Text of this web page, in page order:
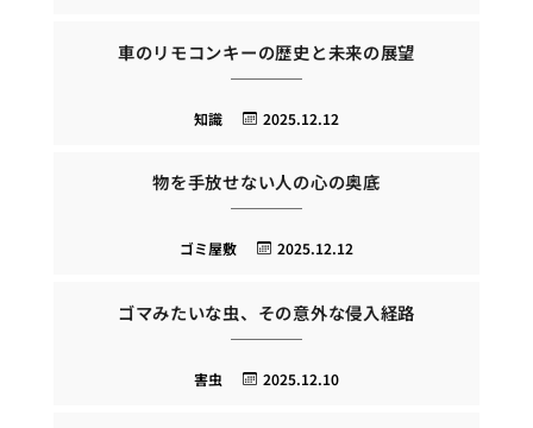
車のリモコンキーの歴史と未来の展望
2025.12.12
知識
物を手放せない人の心の奥底
2025.12.12
ゴミ屋敷
ゴマみたいな虫、その意外な侵入経路
2025.12.10
害虫